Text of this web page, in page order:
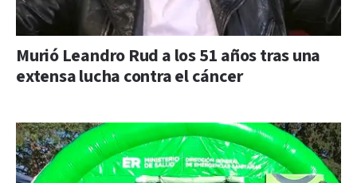
Murió Leandro Rud a los 51 años tras una
extensa lucha contra el cáncer